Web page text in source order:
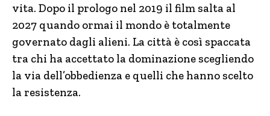
vita. Dopo il prologo nel 2019 il film salta al
2027 quando ormai il mondo è totalmente
governato dagli alieni. La città è così spaccata
tra chi ha accettato la dominazione scegliendo
la via dell’obbedienza e quelli che hanno scelto
la resistenza.